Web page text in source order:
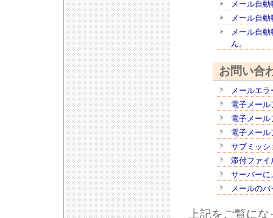
メール自
メール自
メール自
ん。
お問い合
メールエ
電子メー
電子メー
電子メー
サブミッシ
添付ファイ
サーバーに
メールの
上記をご覧に